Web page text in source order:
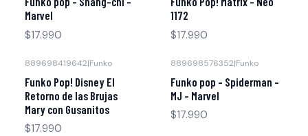
Marvel
$17.990
1172
$17.990
889698419642|Funko
Funko Pop! Disney El
Retorno de las Brujas
Mary con Gusanitos
$17.990
889698576352|Funko
Funko pop - Spiderman -
MJ - Marvel
$17.990